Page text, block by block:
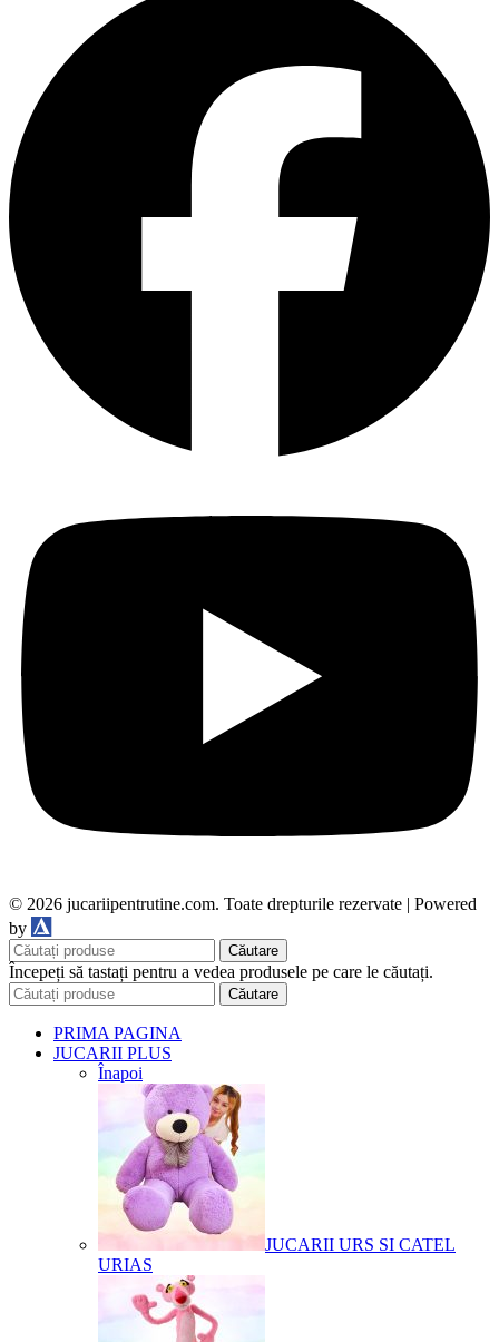
© 2026 jucariipentrutine.com. Toate drepturile rezervate | Powered
by
Căutare
Începeți să tastați pentru a vedea produsele pe care le căutați.
Căutare
PRIMA PAGINA
JUCARII PLUS
Înapoi
JUCARII URS SI CATEL
URIAS